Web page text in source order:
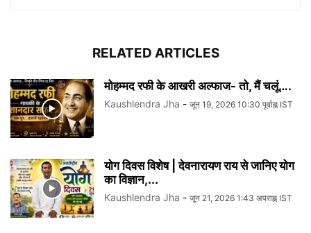
RELATED ARTICLES
मोहम्मद रफी के आखरी अल्फाज- तो, मैं चलूं….
Kaushlendra Jha - जून 19, 2026 10:30 पूर्वाह्न IST
योग दिवस विशेष | देवनारायण राय से जानिए योग
का विज्ञान,...
Kaushlendra Jha - जून 21, 2026 1:43 अपराह्न IST